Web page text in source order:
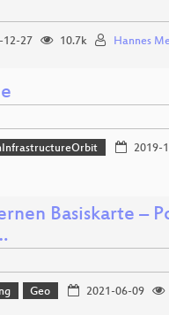
12-27 10.7k Hannes
2019-
Basiskarte –
Geo 2021-06-09